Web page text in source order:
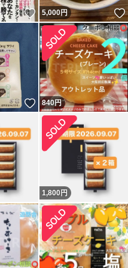
いいね！
5,000円
いいね！
840円
1,800 円